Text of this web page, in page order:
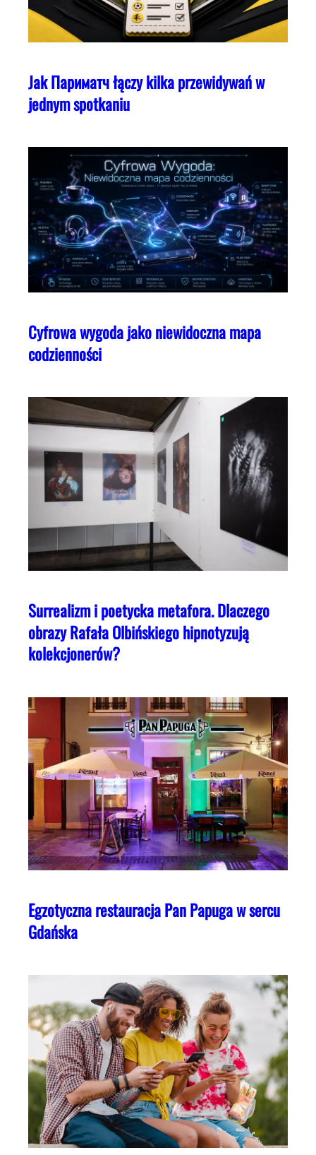
Jak Париматч łączy kilka przewidywań w
jednym spotkaniu
Cyfrowa wygoda jako niewidoczna mapa
codzienności
Surrealizm i poetycka metafora. Dlaczego
obrazy Rafała Olbińskiego hipnotyzują
kolekcjonerów?
Egzotyczna restauracja Pan Papuga w sercu
Gdańska